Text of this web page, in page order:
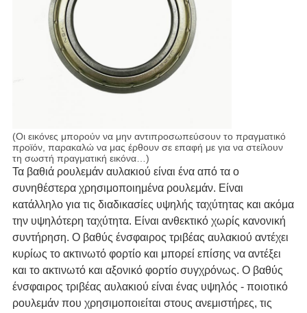
(Οι εικόνες μπορούν να μην αντιπροσωπεύσουν το πραγματικό
προϊόν, παρακαλώ να μας έρθουν σε επαφή με για να στείλουν
τη σωστή πραγματική εικόνα…)
Τα βαθιά ρουλεμάν αυλακιού είναι ένα από τα ο
συνηθέστερα χρησιμοποιημένα ρουλεμάν. Είναι
κατάλληλο για τις διαδικασίες υψηλής ταχύτητας και ακόμα
την υψηλότερη ταχύτητα. Είναι ανθεκτικό χωρίς κανονική
συντήρηση. Ο βαθύς ένσφαιρος τριβέας αυλακιού αντέχει
κυρίως το ακτινωτό φορτίο και μπορεί επίσης να αντέξει
και το ακτινωτό και αξονικό φορτίο συγχρόνως. Ο βαθύς
ένσφαιρος τριβέας αυλακιού είναι ένας υψηλός - ποιοτικό
ρουλεμάν που χρησιμοποιείται στους ανεμιστήρες, τις